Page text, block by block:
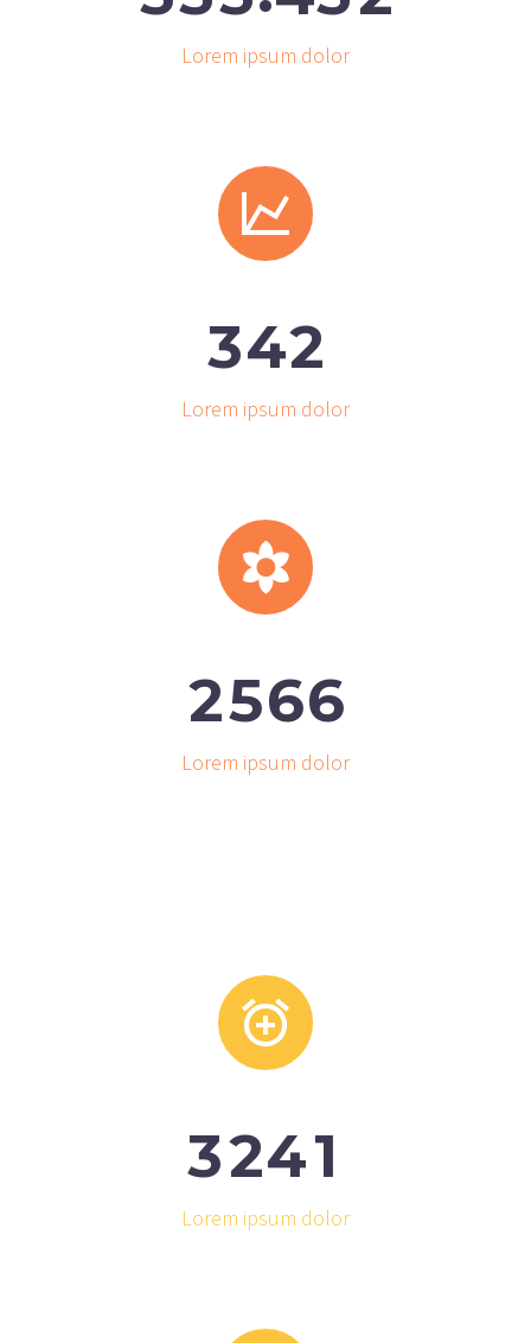
Lorem ipsum dolor


342
Lorem ipsum dolor


2566
Lorem ipsum dolor


3241
Lorem ipsum dolor